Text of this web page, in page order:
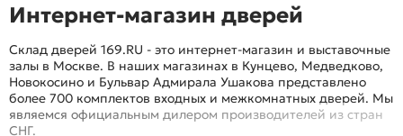
Интернет-магазин дверей
Склад дверей 169.RU - это интернет-магазин и выставочные
залы в Москве. В наших магазинах в Кунцево, Медведково,
Новокосино и Бульвар Адмирала Ушакова представлено
более 700 комплектов входных и межкомнатных дверей. Мы
являемся официальным дилером производителей из стран
СНГ.